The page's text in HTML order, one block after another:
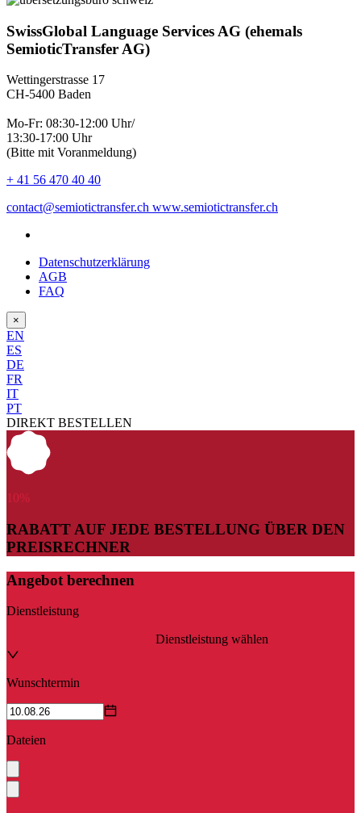
SwissGlobal Language Services AG (ehemals
SemioticTransfer AG)
Wettingerstrasse 17
CH-5400 Baden
Mo-Fr: 08:30-12:00 Uhr/
13:30-17:00 Uhr
(Bitte mit Voranmeldung)
+ 41 56 470 40 40
contact@semiotictransfer.ch www.semiotictransfer.ch
Datenschutzerklärung
AGB
FAQ
×
EN
ES
DE
FR
IT
PT
DIREKT BESTELLEN
10%
RABATT AUF JEDE BESTELLUNG ÜBER DEN
PREISRECHNER
Angebot berechnen
Dienstleistung
Dienstleistung wählen
Wunschtermin
Dateien